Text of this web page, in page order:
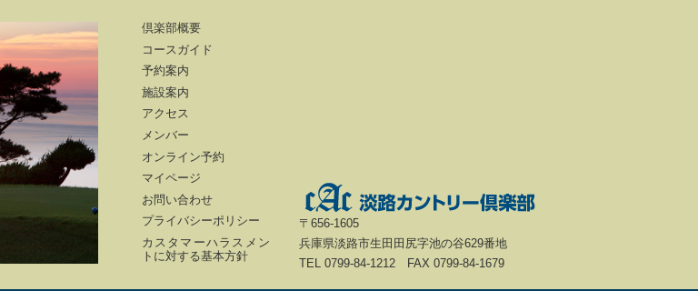
倶楽部概要
コースガイド
予約案内
施設案内
アクセス
メンバー
オンライン予約
マイページ
お問い合わせ
プライバシーポリシー
カスタマーハラスメン
トに対する基本方針
〒656-1605
兵庫県淡路市生田田尻字池の谷629番地
TEL 0799-84-1212 FAX 0799-84-1679